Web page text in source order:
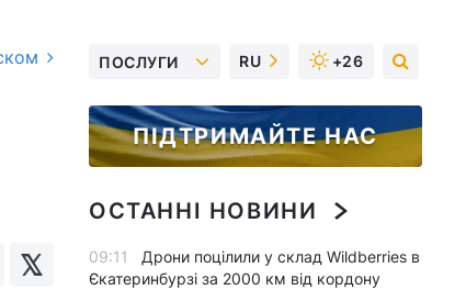
ПОСЛУГИ RU +26
ПІДТРИМАЙТЕ НАС
ОСТАННІ НОВИНИ
09:11
Дрони поцілили у склад Wildberries в
Єкатеринбурзі за 2000 км від кордону